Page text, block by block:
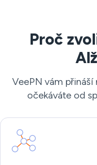
Proč
VeePN vám
očekáváte od